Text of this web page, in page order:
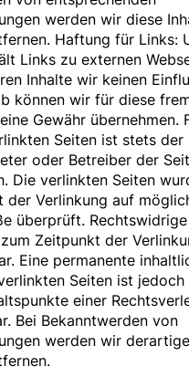
werden wir diese
Haftung für Links:
Links zu externen
Inhalte wir keinen
können wir für diese
Gewähr übernehmen.
Seiten ist stets der
oder Betreiber der
Die verlinkten Seiten
der Verlinkung auf
überprüft. Rechtswidrige
Zeitpunkt der
Eine permanente
Seiten ist jedoch
einer
Bei Bekanntwerden von
werden wir